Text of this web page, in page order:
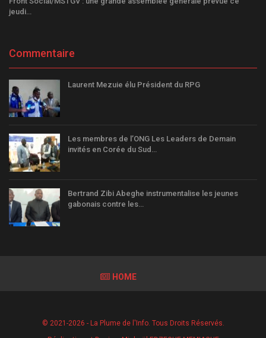
jeudi…
Commentaire
Laurent Mezuie élu Président du RPG
Les membres de l’ONG Les Leaders de Demain
invités en Corée du Sud…
Bertrand Zibi Abeghe instrumentalise les jeunes
gabonais contre les…
HOME
© 2021-2026 - La Plume de l'Info. Tous Droits Réservés.